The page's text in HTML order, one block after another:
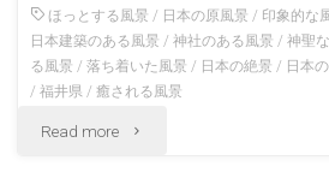
ほっとする風景 / 日本の原風景 / 印象的な
日本建築のある風景 /神社のある風景 /神聖
る風景 /落ち着いた風景 / 日本の絶景 / 日本
/福井県 /癒される風景
Read more "彌